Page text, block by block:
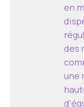
en
des
une